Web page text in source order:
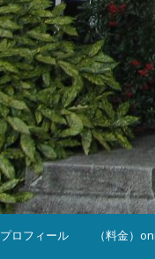
プロフィール （料金）